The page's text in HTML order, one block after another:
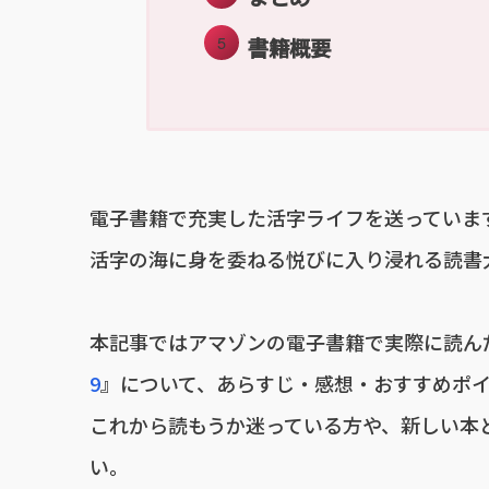
書籍概要
電子書籍で充実した活字ライフを送っていま
活字の海に身を委ねる悦びに入り浸れる読
本記事ではアマゾンの電子書籍で実際に読ん
9』について、あらすじ・感想・おすすめポ
これから読もうか迷っている方や、新しい
い。